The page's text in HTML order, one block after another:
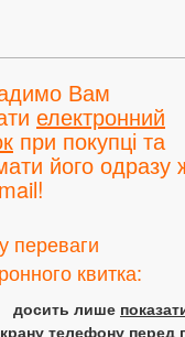
Вам
електронний
при покупці та
його одразу
переваги
квитка:
досить лише
телефону перед